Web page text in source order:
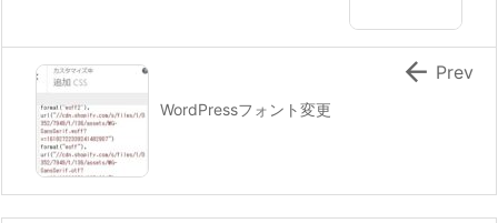
WordPressフォント変更
 Prev